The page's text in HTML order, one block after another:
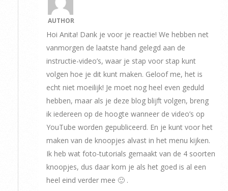
AUTHOR
Hoi Anita! Dank je voor je reactie! We hebben net
vanmorgen de laatste hand gelegd aan de
instructie-video’s, waar je stap voor stap kunt
volgen hoe je dit kunt maken. Geloof me, het is
echt niet moeilijk! Je moet nog heel even geduld
hebben, maar als je deze blog blijft volgen, breng
ik iedereen op de hoogte wanneer de video’s op
YouTube worden gepubliceerd. En je kunt voor het
maken van de knoopjes alvast in het menu kijken.
Ik heb wat foto-tutorials gemaakt van de 4 soorten
knoopjes, dus daar kom je als het goed is al een
heel eind verder mee 🙂 .